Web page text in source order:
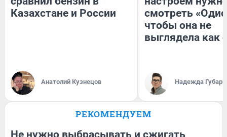
Казахстане и России
Анатолий Кузнецов
смотреть
чтобы она не
выглядела как
Надежда Губарь
РЕКОМЕНДУЕМ
Не нужно выбрасывать и сжигать